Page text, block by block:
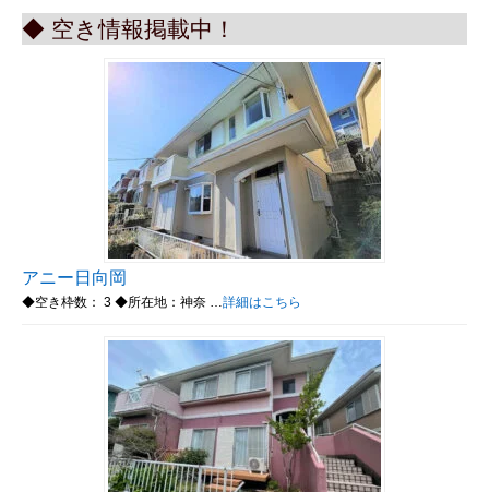
◆ 空き情報掲載中！
アニー日向岡
◆空き枠数： 3 ◆所在地：神奈 …詳細はこちら